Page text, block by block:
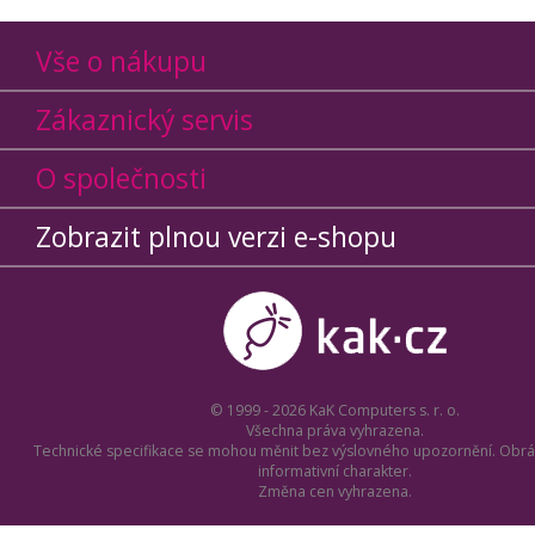
Vše o nákupu
Zákaznický servis
O společnosti
Zobrazit plnou verzi e-shopu
© 1999 - 2026 KaK Computers s. r. o.
Všechna práva vyhrazena.
Technické specifikace se mohou měnit bez výslovného upozornění.
informativní charakter.
Změna cen vyhrazena.